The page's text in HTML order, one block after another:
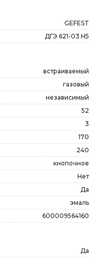
GEFEST
ДГЭ 621-03 H5
встраиваемый
газовый
независимый
52
3
170
240
кнопочное
Нет
Да
эмаль
600009564160
Да